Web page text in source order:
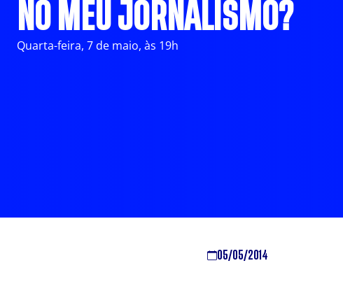
NO MEU JORNALISMO?
Quarta-feira, 7 de maio, às 19h
05/05/2014